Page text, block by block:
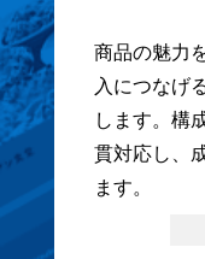
商品の魅力
入につなげ
します。構
貫対応し、
ます。